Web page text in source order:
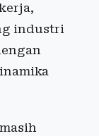
industri